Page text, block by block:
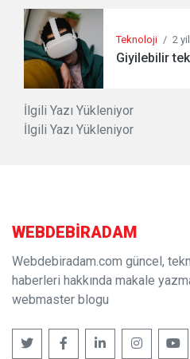
Teknoloji / 2
Giyilebilir
İlgili Yazı Yükleniyor
İlgili Yazı Yükleniyor
WEBDEBIRADAM
Webdebiradam.com güncel,
haberleri hakkında makale
webmaster blogu